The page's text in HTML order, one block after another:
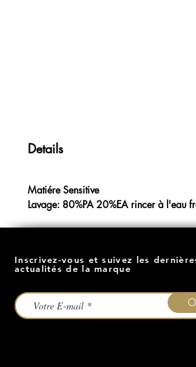
Details
Matiére Sensitive
Lavage: 80%PA 20%EA rincer à l'eau
Inscrivez-vous et suivez les
actualités de la marque